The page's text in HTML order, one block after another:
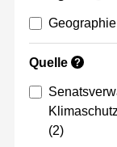
Quelle ?
(2)